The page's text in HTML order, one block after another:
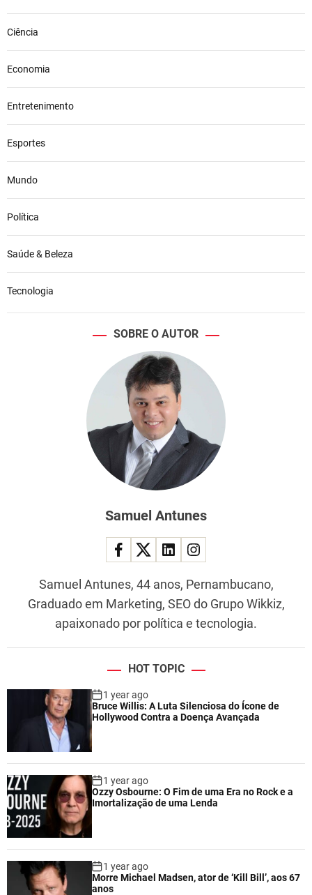
Ciência
Economia
Entretenimento
Esportes
Mundo
Política
Saúde & Beleza
Tecnologia
SOBRE O AUTOR
Samuel Antunes
Samuel Antunes, 44 anos, Pernambucano,
Graduado em Marketing, SEO do Grupo Wikkiz,
apaixonado por política e tecnologia.
HOT TOPIC
1 year ago
Bruce Willis: A Luta Silenciosa do Ícone de
Hollywood Contra a Doença Avançada
1 year ago
Ozzy Osbourne: O Fim de uma Era no Rock e a
Imortalização de uma Lenda
1 year ago
Morre Michael Madsen, ator de ‘Kill Bill’, aos 67
anos